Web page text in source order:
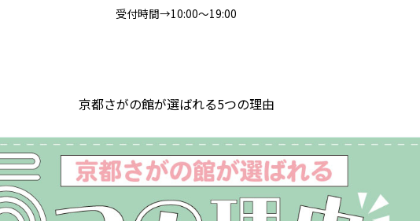
受付時間→10:00～19:00
京都さがの館が選ばれる5つの理由